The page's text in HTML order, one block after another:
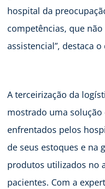
hospital da
competências, que não
assistencial”, destaca
A terceirização da
mostrado uma
enfrentados pelos
de seus estoques e na
produtos utilizados no
pacientes. Com a